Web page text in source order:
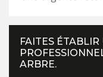
FAITES
ARBRE.